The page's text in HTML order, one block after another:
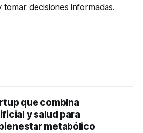
tomar decisiones informadas.
que combina
y salud para
metabólico